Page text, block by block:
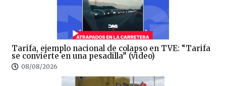
Tarifa, ejemplo nacional de colapso en TVE: “Tarifa
se convierte en una pesadilla” (video)
08/08/2026